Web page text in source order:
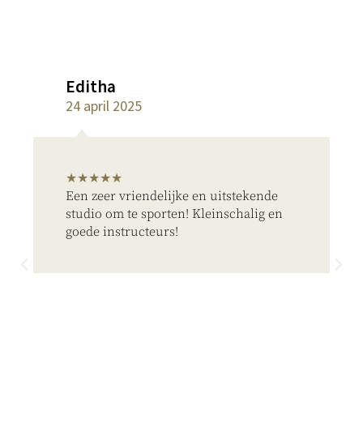
★★★★★
Een zeer vriendelijke en uitstekende
studio om te sporten! Kleinschalig en
goede instructeurs!
Editha
24 april 2025